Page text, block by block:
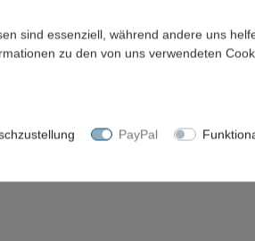
sind essenziell, während andere uns
zu den von uns verwendeten
PayPal